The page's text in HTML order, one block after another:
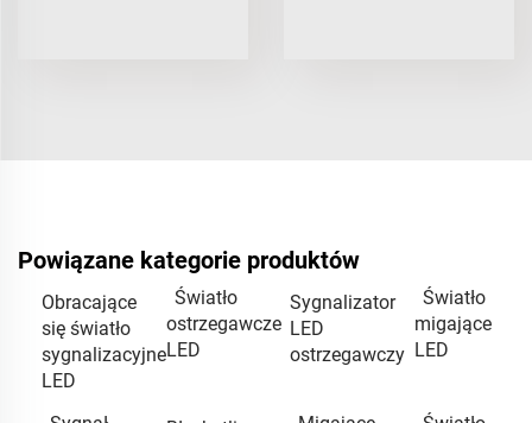
Powiązane kategorie produktów
Obracające
się światło
sygnalizacyjne
LED
Światło
ostrzegawcze
LED
Sygnalizator
LED
ostrzegawczy
Światło
migające
LED